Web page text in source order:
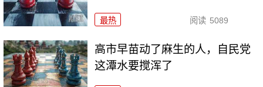
最热 阅读 5089
高市早苗动了麻生的人，自民党
这潭水要搅浑了